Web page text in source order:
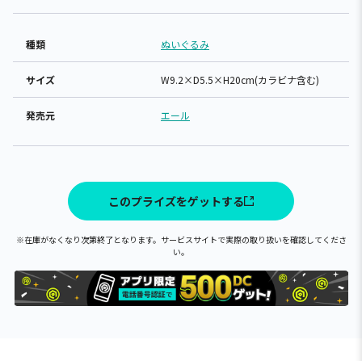
種類 ぬいぐるみ
サイズ W9.2×D5.5×H20cm(カラビナ含む)
発売元 エール
このプライズをゲットする
※在庫がなくなり次第終了となります。サービスサイトで実際の取り扱いを確認してくださ
い。